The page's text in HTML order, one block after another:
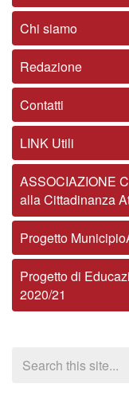
Chi siamo
Redazione
Contatti
LINK Utili
ASSOCIAZIONE
alla Cittadinanza
Progetto
Progetto di
2020/21